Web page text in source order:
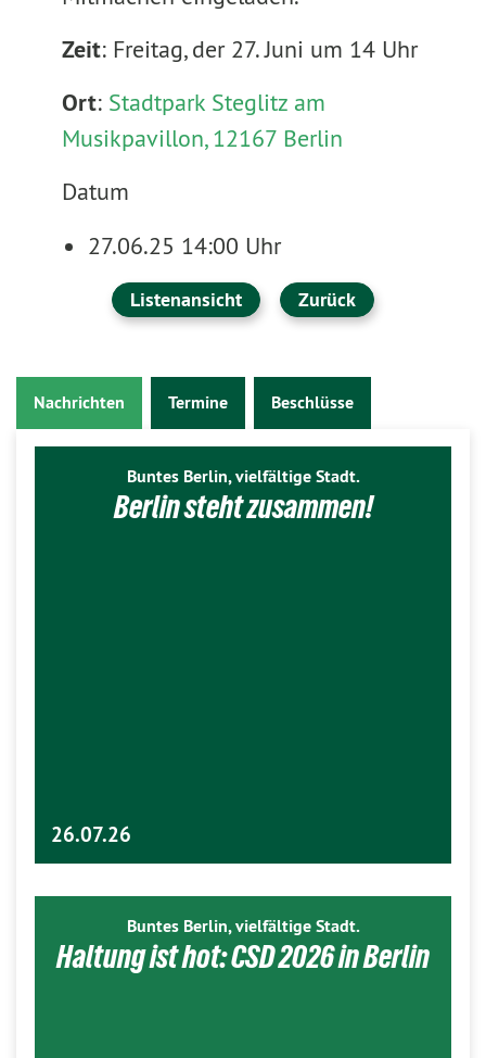
Zeit: Freitag, der 27. Juni um 14 Uhr
Ort: Stadtpark Steglitz am
Musikpavillon, 12167 Berlin
Datum
27.06.25 14:00 Uhr
Listenansicht Zurück
Nachrichten Termine Beschlüsse
Buntes Berlin, vielfältige Stadt.
Berlin steht zusammen!
26.07.26
Buntes Berlin, vielfältige Stadt.
Haltung ist hot: CSD 2026 in Berlin